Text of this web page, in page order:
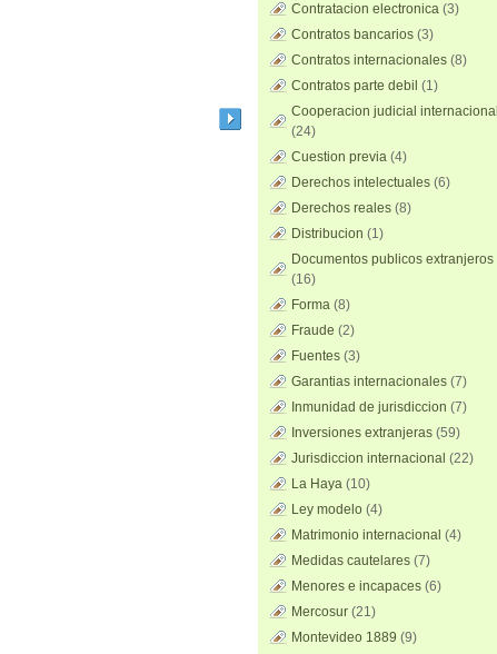
Contratacion electronica (3)
Contratos bancarios (3)
Contratos internacionales (8)
Contratos parte debil (1)
Cooperacion judicial internacional
(24)
Cuestion previa (4)
Derechos intelectuales (6)
Derechos reales (8)
Distribucion (1)
Documentos publicos extranjeros
(16)
Forma (8)
Fraude (2)
Fuentes (3)
Garantias internacionales (7)
Inmunidad de jurisdiccion (7)
Inversiones extranjeras (59)
Jurisdiccion internacional (22)
La Haya (10)
Ley modelo (4)
Matrimonio internacional (4)
Medidas cautelares (7)
Menores e incapaces (6)
Mercosur (21)
Montevideo 1889 (9)